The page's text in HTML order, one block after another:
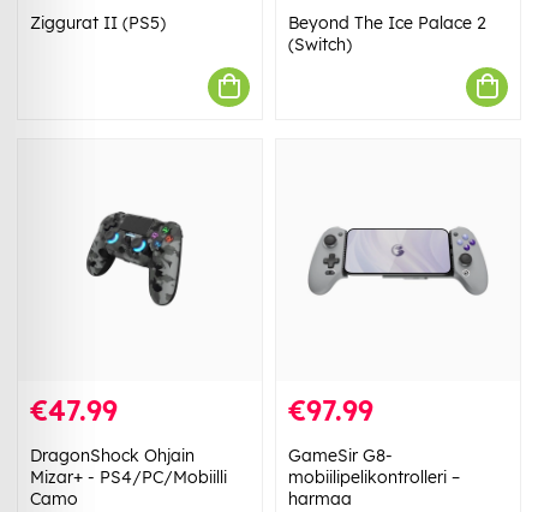
Ziggurat II (PS5)
Beyond The Ice Palace 2
(Switch)
€47.99
DragonShock Ohjain
Mizar+ - PS4/PC/Mobiilli
Camo
€97.99
GameSir G8-
mobiilipelikontrolleri –
harmaa